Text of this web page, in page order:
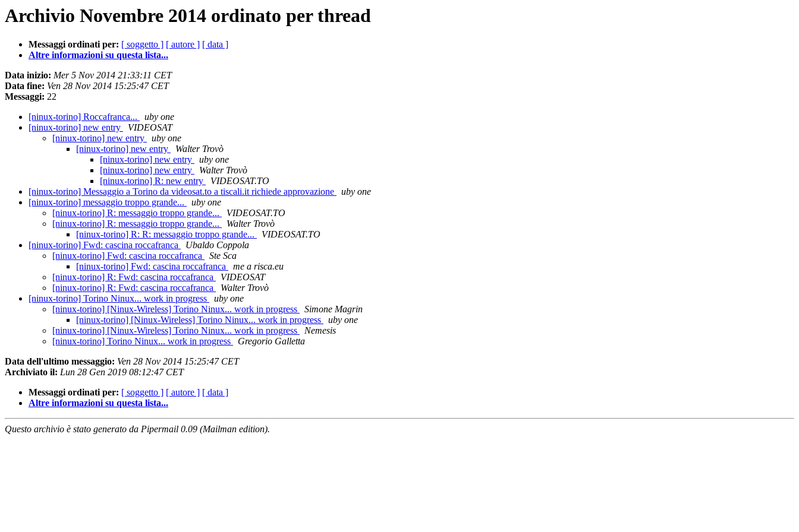
Archivio Novembre 2014 ordinato per thread
Messaggi ordinati per: [ soggetto ] [ autore ] [ data ]
Altre informazioni su questa lista...
Data inizio: Mer 5 Nov 2014 21:33:11 CET
Data fine: Ven 28 Nov 2014 15:25:47 CET
Messaggi: 22
[ninux-torino] Roccafranca...
uby one
[ninux-torino] new entry
VIDEOSAT
[ninux-torino] new entry
uby one
[ninux-torino] new entry
Walter Trovò
[ninux-torino] new entry
uby one
[ninux-torino] new entry
Walter Trovò
[ninux-torino] R: new entry
VIDEOSAT.TO
[ninux-torino] Messaggio a Torino da videosat.to a tiscali.it richiede approvazione
uby one
[ninux-torino] messaggio troppo grande...
uby one
[ninux-torino] R: messaggio troppo grande...
VIDEOSAT.TO
[ninux-torino] R: messaggio troppo grande...
Walter Trovò
[ninux-torino] R: R: messaggio troppo grande...
VIDEOSAT.TO
[ninux-torino] Fwd: cascina roccafranca
Ubaldo Coppola
[ninux-torino] Fwd: cascina roccafranca
Ste Sca
[ninux-torino] Fwd: cascina roccafranca
me a risca.eu
[ninux-torino] R: Fwd: cascina roccafranca
VIDEOSAT
[ninux-torino] R: Fwd: cascina roccafranca
Walter Trovò
[ninux-torino] Torino Ninux... work in progress
uby one
[ninux-torino] [Ninux-Wireless] Torino Ninux... work in progress
Simone Magrin
[ninux-torino] [Ninux-Wireless] Torino Ninux... work in progress
uby one
[ninux-torino] [Ninux-Wireless] Torino Ninux... work in progress
Nemesis
[ninux-torino] Torino Ninux... work in progress
Gregorio Galletta
Data dell'ultimo messaggio: Ven 28 Nov 2014 15:25:47 CET
Archiviato il: Lun 28 Gen 2019 08:12:47 CET
Messaggi ordinati per: [ soggetto ] [ autore ] [ data ]
Altre informazioni su questa lista...
Questo archivio è stato generato da Pipermail 0.09 (Mailman edition).